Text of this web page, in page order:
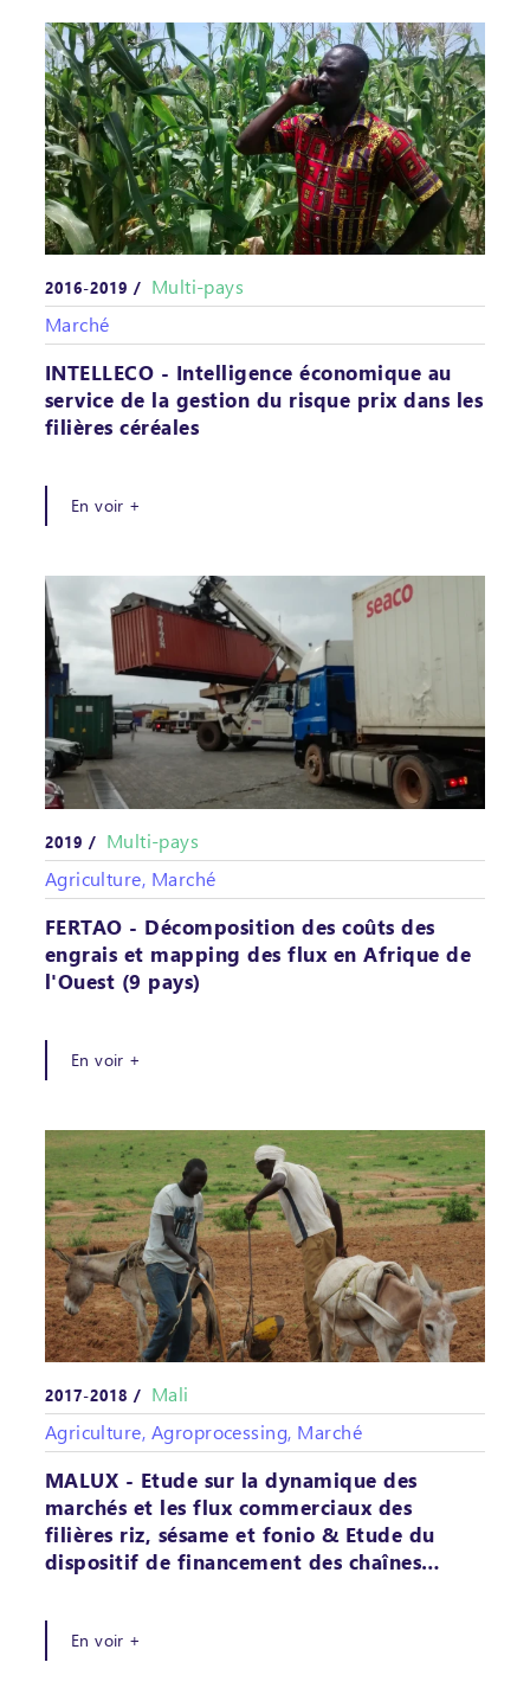
2016-2019 / Multi-pays
Marché
INTELLECO - Intelligence économique au
service de la gestion du risque prix dans les
filières céréales
En voir +
2019 / Multi-pays
Agriculture, Marché
FERTAO - Décomposition des coûts des
engrais et mapping des flux en Afrique de
l'Ouest (9 pays)
En voir +
2017-2018 / Mali
Agriculture, Agroprocessing, Marché
MALUX - Etude sur la dynamique des
marchés et les flux commerciaux des
filières riz, sésame et fonio & Etude du
dispositif de financement des chaînes…
En voir +